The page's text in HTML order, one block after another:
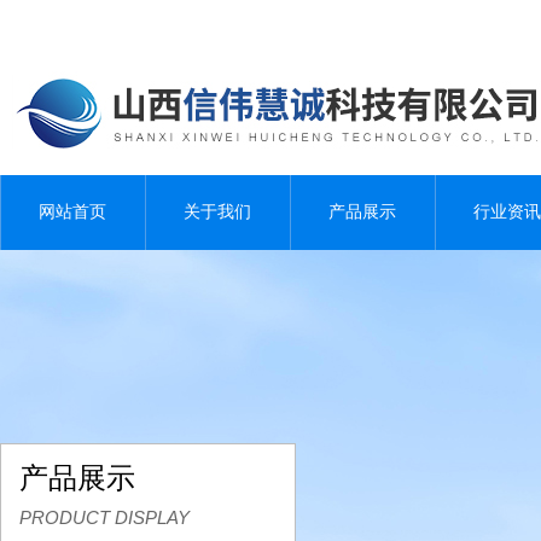
网站首页 关于我们 产品展示 行业资讯
产品展示
PRODUCT DISPLAY